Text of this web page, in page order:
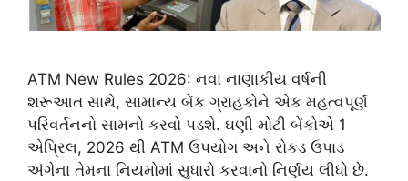
ATM New Rules 2026: નવા નાણાકીય વર્ષની
શરૂઆત સાથે, સામાન્ય બેંક ગ્રાહકોને એક મહત્વપૂર્ણ
પરિવર્તનનો સામનો કરવો પડશે. ઘણી મોટી બેંકોએ 1
એપ્રિલ, 2026 થી ATM ઉપયોગ અને રોકડ ઉપાડ
અંગેના તેમના નિયમોમાં સુધારો કરવાનો નિર્ણય લીધો છે.